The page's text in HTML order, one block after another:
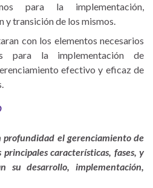
para la implementación,
y transición de los mismos.
con los elementos necesarios
para la implementación de
efectivo y eficaz de
profundidad el gerenciamiento de
características, fases, y
su desarrollo, implementación,